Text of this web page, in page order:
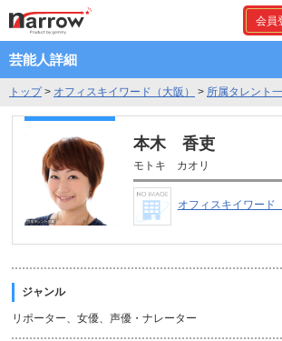
会員
芸能人詳細
トップ> オフィスキイワード（大阪） > 所属タレント
本木 香吏
モトキ カオリ
オフィスキイワード
ジャンル
リポーター、女優、声優・ナレーター